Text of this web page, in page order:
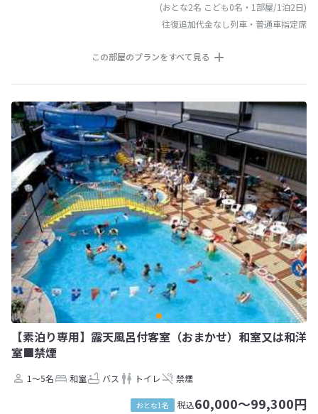
(おとな2名 こども0名・1部屋/1泊2日)
往復追加代金なし列車・普通車指定席
この部屋のプランをすべて見る
【素泊り専用】露天風呂付客室（おまかせ）和室又は和洋
室■禁煙
1～5名 和室 バス トイレ 禁煙
おとな1名 税込60,000～99,300円